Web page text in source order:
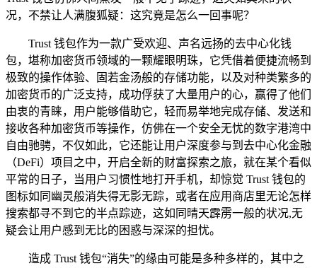
况，不禁让人满腹狐疑：这究竟是怎么一回事呢？
Trust 钱包作为一款广受欢迎、声名远扬的去中心化钱
包，堪称加密货币领域的一颗耀眼明珠，它凭借着便捷流畅到
极致的操作体验、固若金汤般的存储功能，以及对种类繁多的
加密货币的广泛支持，成功俘获了大量用户的心，赢得了他们
由衷的青睐，用户能够借助它，轻而易举地完成存储、发送和
接收各种加密货币等操作，仿佛在一个安全无忧的数字港湾中
自由驰骋，不仅如此，它还能让用户深度参与到去中心化金融
（DeFi）项目之中，开启全新的财富探索之旅，就在某个看似
平常的日子，当用户习惯性地打开手机，却惊觉 Trust 钱包的
图标如同幽灵般消失得无影无踪，或者在应用商店里无论怎样
搜索都寻不到它的半点踪迹，这如同晴天霹雳一般的状况,无
疑会让用户感到无比的困惑与深深的担忧。
造成 Trust 钱包“消失”的缘由可能是多种多样的，其中之